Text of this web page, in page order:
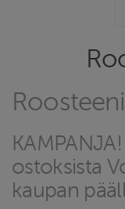
ostoksista
kaupan